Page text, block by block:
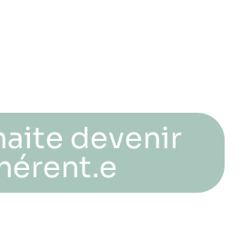
devenir